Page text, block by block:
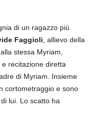
di un ragazzo più
Faggioli , allievo della
stessa Myriam,
e recitazione diretta
di Myriam. Insieme
cortometraggio e sono
lui. Lo scatto ha